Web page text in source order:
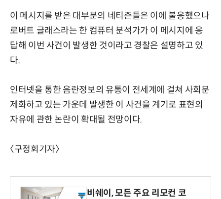
이 메시지를 받은 대부분의 네티즌들은 이에 불응했으나
로버트 글래스라는 한 컴퓨터 분석가가 이 메시지에 응
답해 이번 사건이 발생한 것이라고 경찰은 설명하고 있
다.
인터넷을 통한 음란정보의 유통이 전세계에 걸쳐 사회문
제화하고 있는 가운데 발생한 이 사건을 계기로 표현의
자유에 관한 논란이 확대될 전망이다.
〈구정회기자〉
비쉐이, 모든 주요 리모컨 코